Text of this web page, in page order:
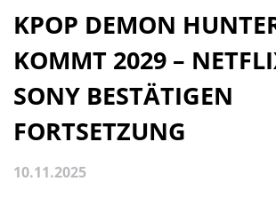
KPOP DEMON
KOMMT 2029 –
SONY BESTÄTIGEN
FORTSETZUNG
10.11.2025